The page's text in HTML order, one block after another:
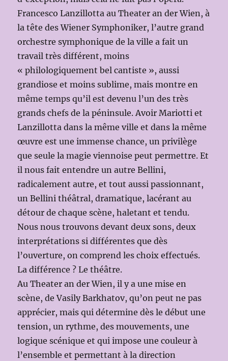
Francesco Lanzillotta au Theater an der Wien, à
la tête des Wiener Symphoniker, l’autre grand
orchestre symphonique de la ville a fait un
travail très différent, moins
« philologiquement bel cantiste », aussi
grandiose et moins sublime, mais montre en
même temps qu’il est devenu l’un des très
grands chefs de la péninsule. Avoir Mariotti et
Lanzillotta dans la même ville et dans la même
œuvre est une immense chance, un privilège
que seule la magie viennoise peut permettre. Et
il nous fait entendre un autre Bellini,
radicalement autre, et tout aussi passionnant,
un Bellini théâtral, dramatique, lacérant au
détour de chaque scène, haletant et tendu.
Nous nous trouvons devant deux sons, deux
interprétations si différentes que dès
l’ouverture, on comprend les choix effectués.
La différence ? Le théâtre.
Au Theater an der Wien, il y a une mise en
scène, de Vasily Barkhatov, qu’on peut ne pas
apprécier, mais qui détermine dès le début une
tension, un rythme, des mouvements, une
logique scénique et qui impose une couleur à
l’ensemble et permettant à la direction